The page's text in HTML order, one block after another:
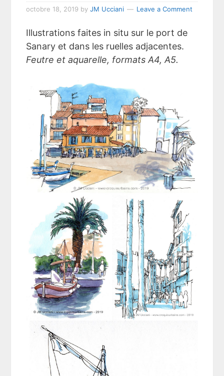
octobre 18, 2019 byJM Ucciani Leave a Comment
Illustrations faites in situ sur le port de
Sanary et dans les ruelles adjacentes.
Feutre et aquarelle, formats A4, A5.